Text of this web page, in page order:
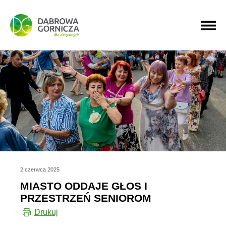
PRZEJDŹ DO MENU GŁÓWNEGO
PRZEJDŹ DO WYSZUKIWARKI
PRZEJDŹ DO TREŚCI
2 czerwca 2025
MIASTO ODDAJE GŁOS I
PRZESTRZEŃ SENIOROM
Drukuj